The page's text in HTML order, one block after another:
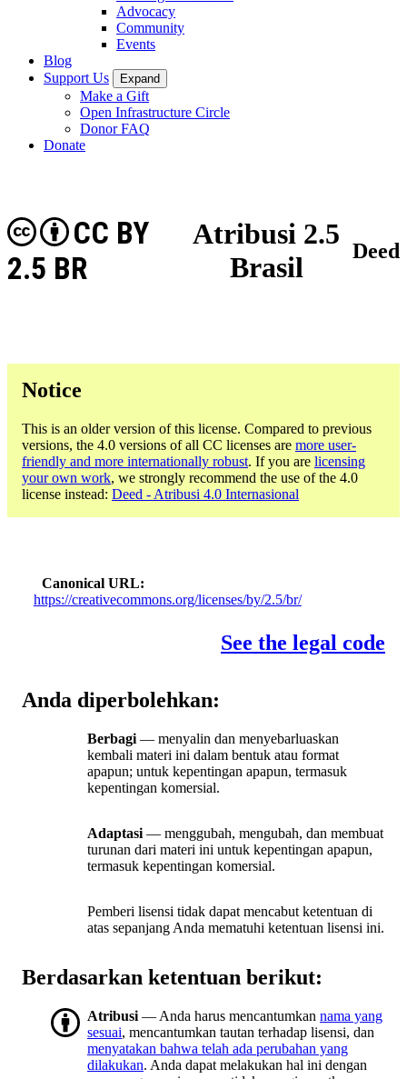
Advocacy
Community
Events
Blog
Support Us
Expand
Make a Gift
Open Infrastructure Circle
Donor FAQ
Donate
Atribusi 2.5
Brasil
CC BY
2.5 BR
Deed
Notice
This is an older version of this license. Compared to previous
versions, the 4.0 versions of all CC licenses are more user-
friendly and more internationally robust. If you are licensing
your own work, we strongly recommend the use of the 4.0
license instead: Deed - Atribusi 4.0 Internasional
Canonical URL
https://creativecommons.org/licenses/by/2.5/br/
See the legal code
Anda diperbolehkan:
Berbagi — menyalin dan menyebarluaskan
kembali materi ini dalam bentuk atau format
apapun; untuk kepentingan apapun, termasuk
kepentingan komersial.
Adaptasi — menggubah, mengubah, dan membuat
turunan dari materi ini untuk kepentingan apapun,
termasuk kepentingan komersial.
Pemberi lisensi tidak dapat mencabut ketentuan di
atas sepanjang Anda mematuhi ketentuan lisensi ini.
Berdasarkan ketentuan berikut:
Atribusi — Anda harus mencantumkan nama yang
sesuai, mencantumkan tautan terhadap lisensi, dan
menyatakan bahwa telah ada perubahan yang
dilakukan. Anda dapat melakukan hal ini dengan